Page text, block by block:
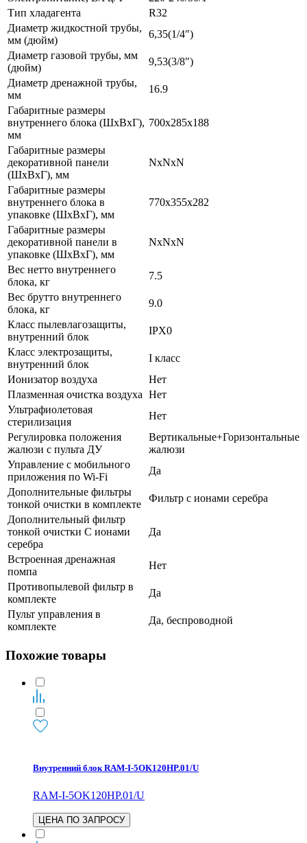
Тип хладагента
R32
Диаметр жидкостной трубы,
мм (дюйм)
6,35(1/4″)
Диаметр газовой трубы, мм
(дюйм)
9,53(3/8″)
Диаметр дренажной трубы,
мм
16.9
Габаритные размеры
внутреннего блока (ШхВхГ),
мм
700x285x188
Габаритные размеры
декоративной панели
(ШхВхГ), мм
NxNxN
Габаритные размеры
внутреннего блока в
упаковке (ШхВхГ), мм
770x355x282
Габаритные размеры
декоративной панели в
упаковке (ШхВхГ), мм
NxNxN
Вес нетто внутреннего
блока, кг
7.5
Вес брутто внутреннего
блока, кг
9.0
Класс пылевлагозащиты,
внутренний блок
IPX0
Класс электрозащиты,
внутренний блок
I класс
Ионизатор воздуха
Нет
Плазменная очистка воздуха Нет
Ультрафиолетовая
стерилизация
Нет
Регулировка положения
жалюзи с пульта ДУ
Вертикальные+Горизонтальные
жалюзи
Управление c мобильного
приложения по Wi-Fi
Да
Дополнительные фильтры
тонкой очистки в комплекте
Фильтр с ионами серебра
Дополнительный фильтр
тонкой очистки С ионами
серебра
Да
Встроенная дренажная
помпа
Нет
Противопылевой фильтр в
комплекте
Да
Пульт управления в
комплекте
Да, беспроводной
Похожие товары
Внутренний блок RAM-I-5OK120HP.01/U
RAM-I-5OK120HP.01/U
ЦЕНА ПО ЗАПРОСУ